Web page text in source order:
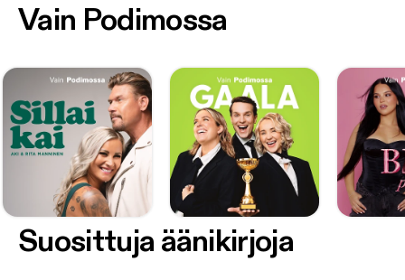
Vain Podimossa
Suosittuja äänikirjoja